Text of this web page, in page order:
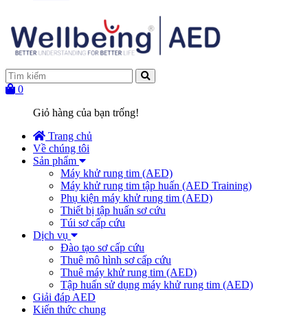
0
Giỏ hàng của bạn trống!
Trang chủ
Về chúng tôi
Sản phẩm
Máy khử rung tim (AED)
Máy khử rung tim tập huấn (AED Training)
Phụ kiện máy khử rung tim (AED)
Thiết bị tập huấn sơ cứu
Túi sơ cấp cứu
Dịch vụ
Đào tạo sơ cấp cứu
Thuê mô hình sơ cấp cứu
Thuê máy khử rung tim (AED)
Tập huấn sử dụng máy khử rung tim (AED)
Giải đáp AED
Kiến thức chung